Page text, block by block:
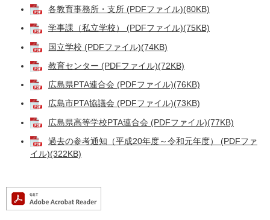
各教育事務所・支所 (PDFファイル)(80KB)
学事課（私立学校） (PDFファイル)(75KB)
国立学校 (PDFファイル)(74KB)
教育センター (PDFファイル)(72KB)
広島県PTA連合会 (PDFファイル)(76KB)
広島市PTA協議会 (PDFファイル)(73KB)
広島県高等学校PTA連合会 (PDFファイル)(77KB)
過去の参考通知（平成20年度～令和元年度） (PDFファ
イル)(322KB)